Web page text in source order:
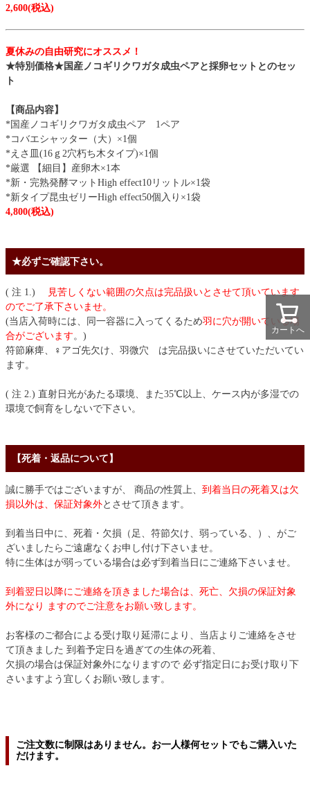
2,600(税込)
夏休みの自由研究にオススメ！
★特別価格★国産ノコギリクワガタ成虫ペアと採卵セットとのセッ
ト
【商品内容】
*国産ノコギリクワガタ成虫ペア 1ペア
*コバエシャッター（大）×1個
*えさ皿(16ｇ2穴朽ち木タイプ)×1個
*厳選 【細目】産卵木×1本
*新・完熟発酵マットHigh effect10リットル×1袋
*新タイプ昆虫ゼリーHigh effect50個入り×1袋
4,800(税込)
★必ずご確認下さい。
( 注 1.)
見苦しくない範囲の欠点は完品扱いとさせて頂いています
のでご了承下さいませ。
(当店入荷時には、同一容器に入ってくるため羽に穴が開いている場
合がございます。)
符節麻痺、♀アゴ先欠け、羽微穴 は完品扱いにさせていただいてい
ます。
( 注 2.) 直射日光があたる環境、また35℃以上、ケース内が多湿での
環境で飼育をしないで下さい。
【死着・返品について】
誠に勝手ではございますが、 商品の性質上、 到着当日の死着又は欠
損以外は、保証対象外とさせて頂きます。
到着当日中に、死着・欠損（足、符節欠け、弱っている、）、がご
ざいましたらご遠慮なくお申し付け下さいませ。
特に生体はが弱っている場合は必ず到着当日にご連絡下さいませ。
到着翌日以降にご連絡を頂きました場合は、死亡、欠損の保証対象
外になり ますのでご注意をお願い致します。
お客様のご都合による受け取り延滞により、当店よりご連絡をさせ
て頂きました 到着予定日を過ぎての生体の死着、
欠損の場合は保証対象外になりますので 必ず指定日にお受け取り下
さいますよう宜しくお願い致します。
ご注文数に制限はありません。お一人様何セットでもご購入いた
だけます。
カートへ